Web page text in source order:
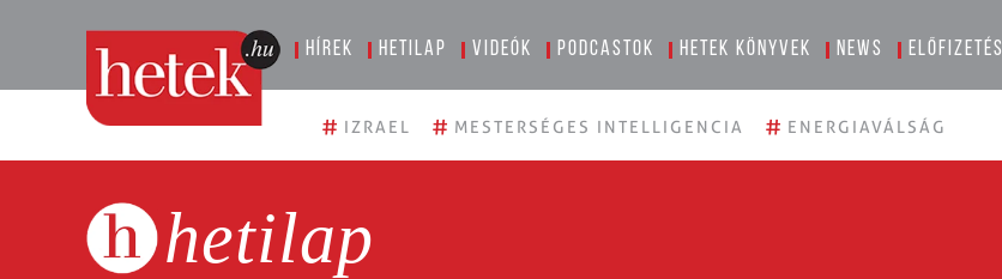
Hírek Hetilap Videók Podcastok Hetek könyvek News Előfizetés
# IZRAEL # MESTERSÉGES INTELLIGENCIA # ENERGIAVÁLSÁG
hetilap